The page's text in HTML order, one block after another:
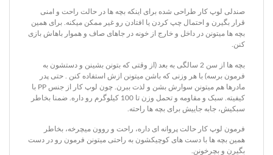
صندلی لوپ کار طراحی شده برای اینکه بچه ها در حالت راحت و امنی
قرار بگیرن و احتمال چپ کردن یا افتادن رو غیر ممکن میکنه. برای همین
بچه ها میتونن در داخل و خارج از خونه در جاهای صاف و هموار باهاش بازی
کنن.
بچه ها از سن 2 سالگی به بعد (از وقتی که بتونن بشینن و دستشون به
فرمون برسه) با هر وزنی که باشن میتونن ازش استفاده کنن . حتی پدر
مادرها هم میتونن سوارش بشن و لذت ببرن. چون لوپ کار از جنس PP با
کیفیته. سبک و مقاومه و تحمل وزن تا 100 کیلوگرم رو داره. ضمنا بخاطر
سبکیش، جابه جاییش برای بچه ها راحته.
فرمون لوپ کار حالت پروانه ای داره، راحت و روون میچرخه، بخاطر
همین بچه ها با دست های کوچیکشون به راحتی میتونن فرمون رو در دست
بگیرن و بچرخونن.